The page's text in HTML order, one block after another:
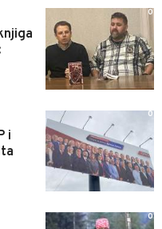
0
i
0
0